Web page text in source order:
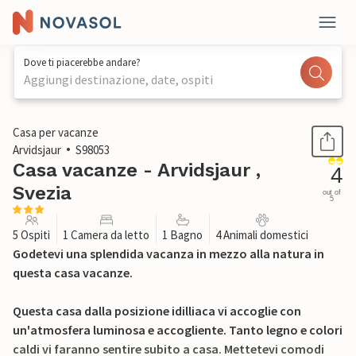
Dove ti piacerebbe andare?
Aggiungi destinazione, date, ospiti
1 / 12
Casa per vacanze
Arvidsjaur
S98053
Casa vacanze - Arvidsjaur ,
Svezia
4
out of
5
5 Ospiti 1 Camera da letto 1 Bagno 4 Animali domestici
Godetevi una splendida vacanza in mezzo alla natura in
questa casa vacanze.
Questa casa dalla posizione idilliaca vi accoglie con
un'atmosfera luminosa e accogliente. Tanto legno e colori
caldi vi faranno sentire subito a casa. Mettetevi comodi